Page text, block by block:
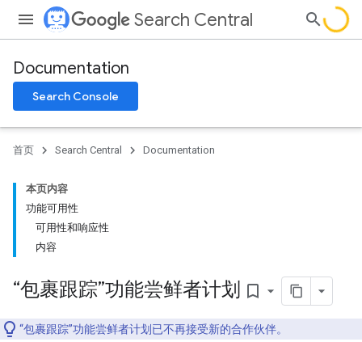
Search Central
Documentation
Search Console
首页 Search Central Documentation
本页内容
功能可用性
可用性和响应性
内容
“包裹跟踪”功能尝鲜者计划 bookmark_border
“包裹跟踪”功能尝鲜者计划已不再接受新的合作伙伴。